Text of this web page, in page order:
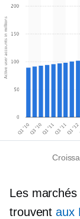
Les
trouventaux